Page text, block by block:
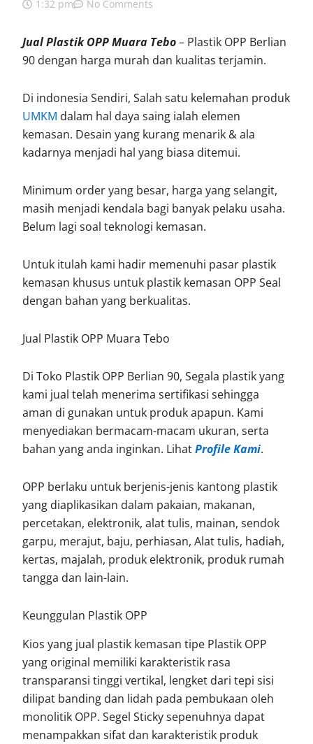
1:32 pm
No Comments
Jual Plastik OPP Muara Tebo– Plastik OPP Berlian
90 dengan harga murah dan kualitas terjamin.
Di indonesia Sendiri, Salah satu kelemahan produk
UMKM dalam hal daya saing ialah elemen
kemasan. Desain yang kurang menarik & ala
kadarnya menjadi hal yang biasa ditemui.
Minimum order yang besar, harga yang selangit,
masih menjadi kendala bagi banyak pelaku usaha.
Belum lagi soal teknologi kemasan.
Untuk itulah kami hadir memenuhi pasar plastik
kemasan khusus untuk plastik kemasan OPP Seal
dengan bahan yang berkualitas.
Jual Plastik OPP Muara Tebo
Di Toko Plastik OPP Berlian 90, Segala plastik yang
kami jual telah menerima sertifikasi sehingga
aman di gunakan untuk produk apapun. Kami
menyediakan bermacam-macam ukuran, serta
bahan yang anda inginkan. LihatProfile Kami.
OPP berlaku untuk berjenis-jenis kantong plastik
yang diaplikasikan dalam pakaian, makanan,
percetakan, elektronik, alat tulis, mainan, sendok
garpu, merajut, baju, perhiasan, Alat tulis, hadiah,
kertas, majalah, produk elektronik, produk rumah
tangga dan lain-lain.
Keunggulan Plastik OPP
Kios yang jual plastik kemasan tipe Plastik OPP
yang original memiliki karakteristik rasa
transparansi tinggi vertikal, lengket dari tepi sisi
dilipat banding dan lidah pada pembukaan oleh
monolitik OPP. Segel Sticky sepenuhnya dapat
menampakkan sifat dan karakteristik produk